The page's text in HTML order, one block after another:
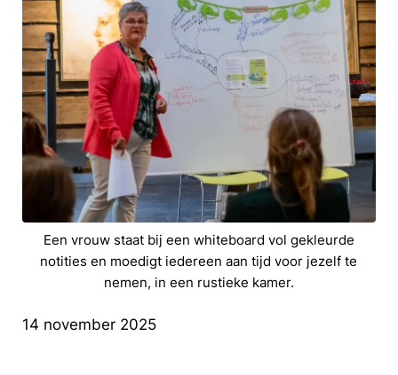
Een vrouw staat bij een whiteboard vol gekleurde
notities en moedigt iedereen aan tijd voor jezelf te
nemen, in een rustieke kamer.
14 november 2025